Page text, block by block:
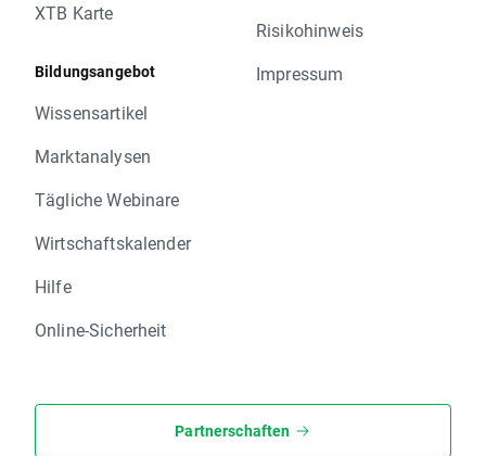
XTB Karte
Bildungsangebot
Wissensartikel
Marktanalysen
Tägliche Webinare
Wirtschaftskalender
Hilfe
Online-Sicherheit
Risikohinweis
Impressum
Partnerschaften